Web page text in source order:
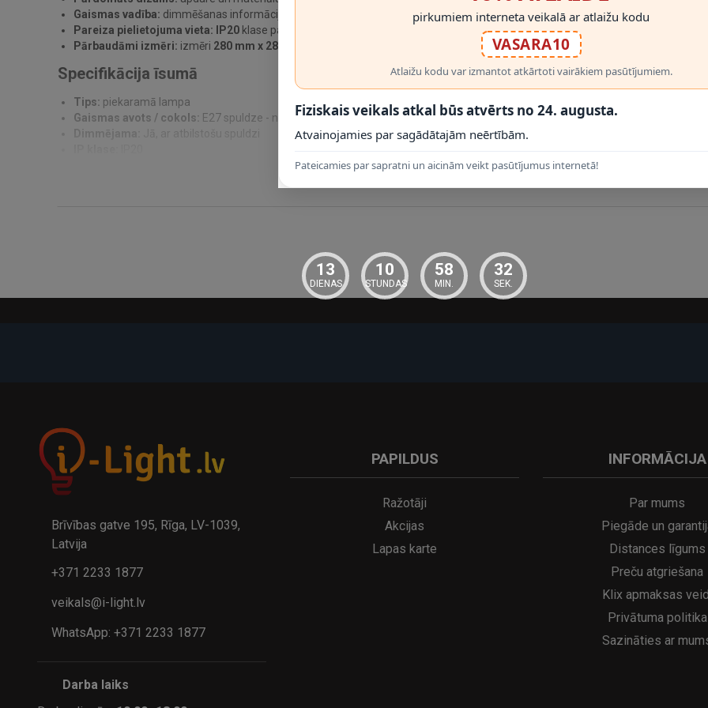
Gaismas vadība: dimmēšanas informācija norādīta kā Jā, ar atbilstošu spuldzi ; vienmēr izmantojiet saderīgas spuldzes un
Pareiza pielietojuma vieta:
IP20 klase palīdz noteikt, kur gaismekli drīkst droši izmantot.
Pārbaudāmi izmēri: izmēri 280 mm x 280 mm x 1650 mm ļauj pirms montāžas novērtēt proporcijas un novietojumu.
Specifikācija īsumā
Tips: piekaramā lampa
Gaismas avots / cokols: E27 spuldze - nav iekļauta
Dimmējama:
Montāžu un pieslēgšanu veic pie atslēgta sprieguma, ievērojot Lucide montāžas instrukciju un elektrodrošības prasības.
lietošanai iekštelpās. Ja nepieciešams fiksēts elektropieslēgums, darbu uzticiet kvalificētam elektriķim.
RĀDĪT VAIRĀK
Brīvības gatve 195, Rīga, LV-1039,
Latvija
+371 2233 1877
veikals@i-light.lv
WhatsApp: +371 2233 1877
Darba laiks
PAPILDUS
Ražotāji
Akcijas
Lapas karte
INFORMĀCIJA
Par mums
Piegāde un
Distances līgums
Preču atgriešana
Klix apmaksas
Privātuma politika
Sazināties ar
pirkumiem interneta veikalā ar atlaižu kodu
VASARA10
Atlaižu kodu var izmantot atkārtoti vairākiem pasūtījumiem.
Fiziskais veikals atkal būs atvērts no 24. augusta.
Atvainojamies par sagādātajām neērtībām.
Pateicamies par sapratni un aicinām veikt pasūtījumus internetā!
13
DIENAS
10
STUNDAS
58
MIN.
32
SEK.